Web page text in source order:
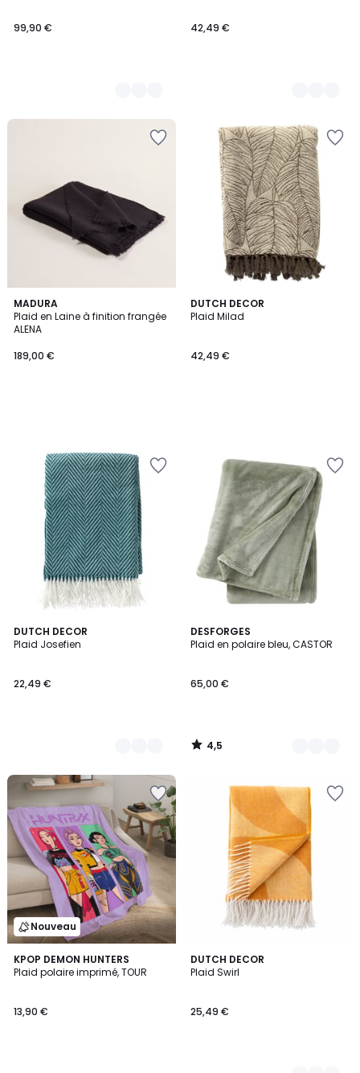
99,90 € 42,49 €
MADURA
Plaid en Laine à finition frangée
ALENA
189,00 €
DUTCH DECOR
Plaid Milad
42,49 €
DUTCH DECOR
Plaid Josefien
22,49 €
2
Couleurs
DESFORGES
Plaid en polaire bleu, CASTOR
65,00 €
4,5
/ 5
3
Couleurs
4,5
/
Nouveau
KPOP DEMON HUNTERS
Plaid polaire imprimé, TOUR
13,90 €
DUTCH DECOR
Plaid Swirl
25,49 €
3
Couleurs